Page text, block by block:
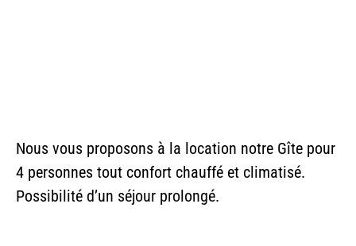
Nous vous proposons à la location notre Gîte pour
4 personnes tout confort chauffé et climatisé.
Possibilité d’un séjour prolongé.